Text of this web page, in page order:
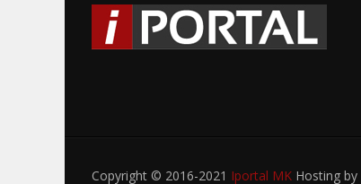
Copyright © 2016-2021 Iportal MK Hosting by